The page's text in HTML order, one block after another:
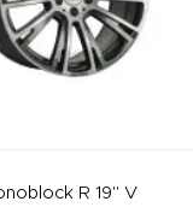
R 19" V